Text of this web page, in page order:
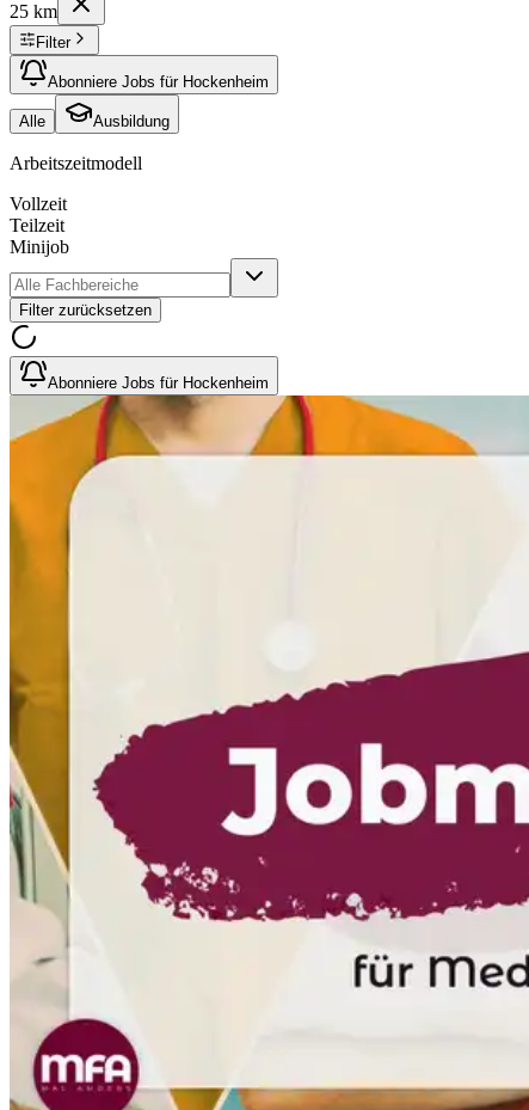
25 km
Filter
Abonniere Jobs für Hockenheim
Alle Ausbildung
Arbeitszeitmodell
Vollzeit
Teilzeit
Minijob
Filter zurücksetzen
Abonniere Jobs für Hockenheim